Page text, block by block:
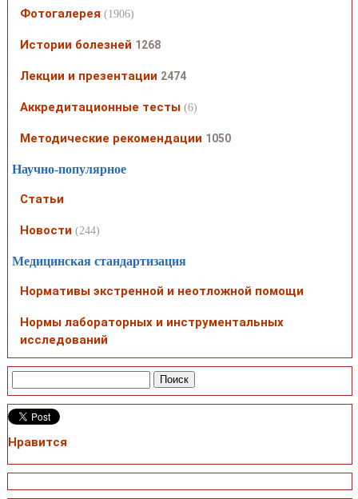
Фотогалерея (1906)
Истории болезней 1268
Лекции и презентации 2474
Аккредитационные тесты (6)
Методические рекомендации 1050
Научно-популярное
Статьи
Новости (244)
Медицинская стандартизация
Нормативы экстренной и неотложной помощи
Нормы лабораторных и инструментальных
исследований
Нравится